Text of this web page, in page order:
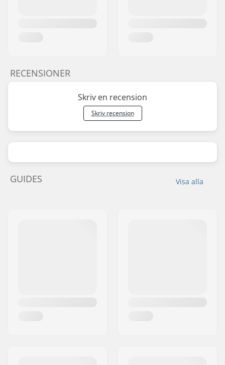
RECENSIONER
Skriv en recension
Skriv recension
Visa alla
GUIDES